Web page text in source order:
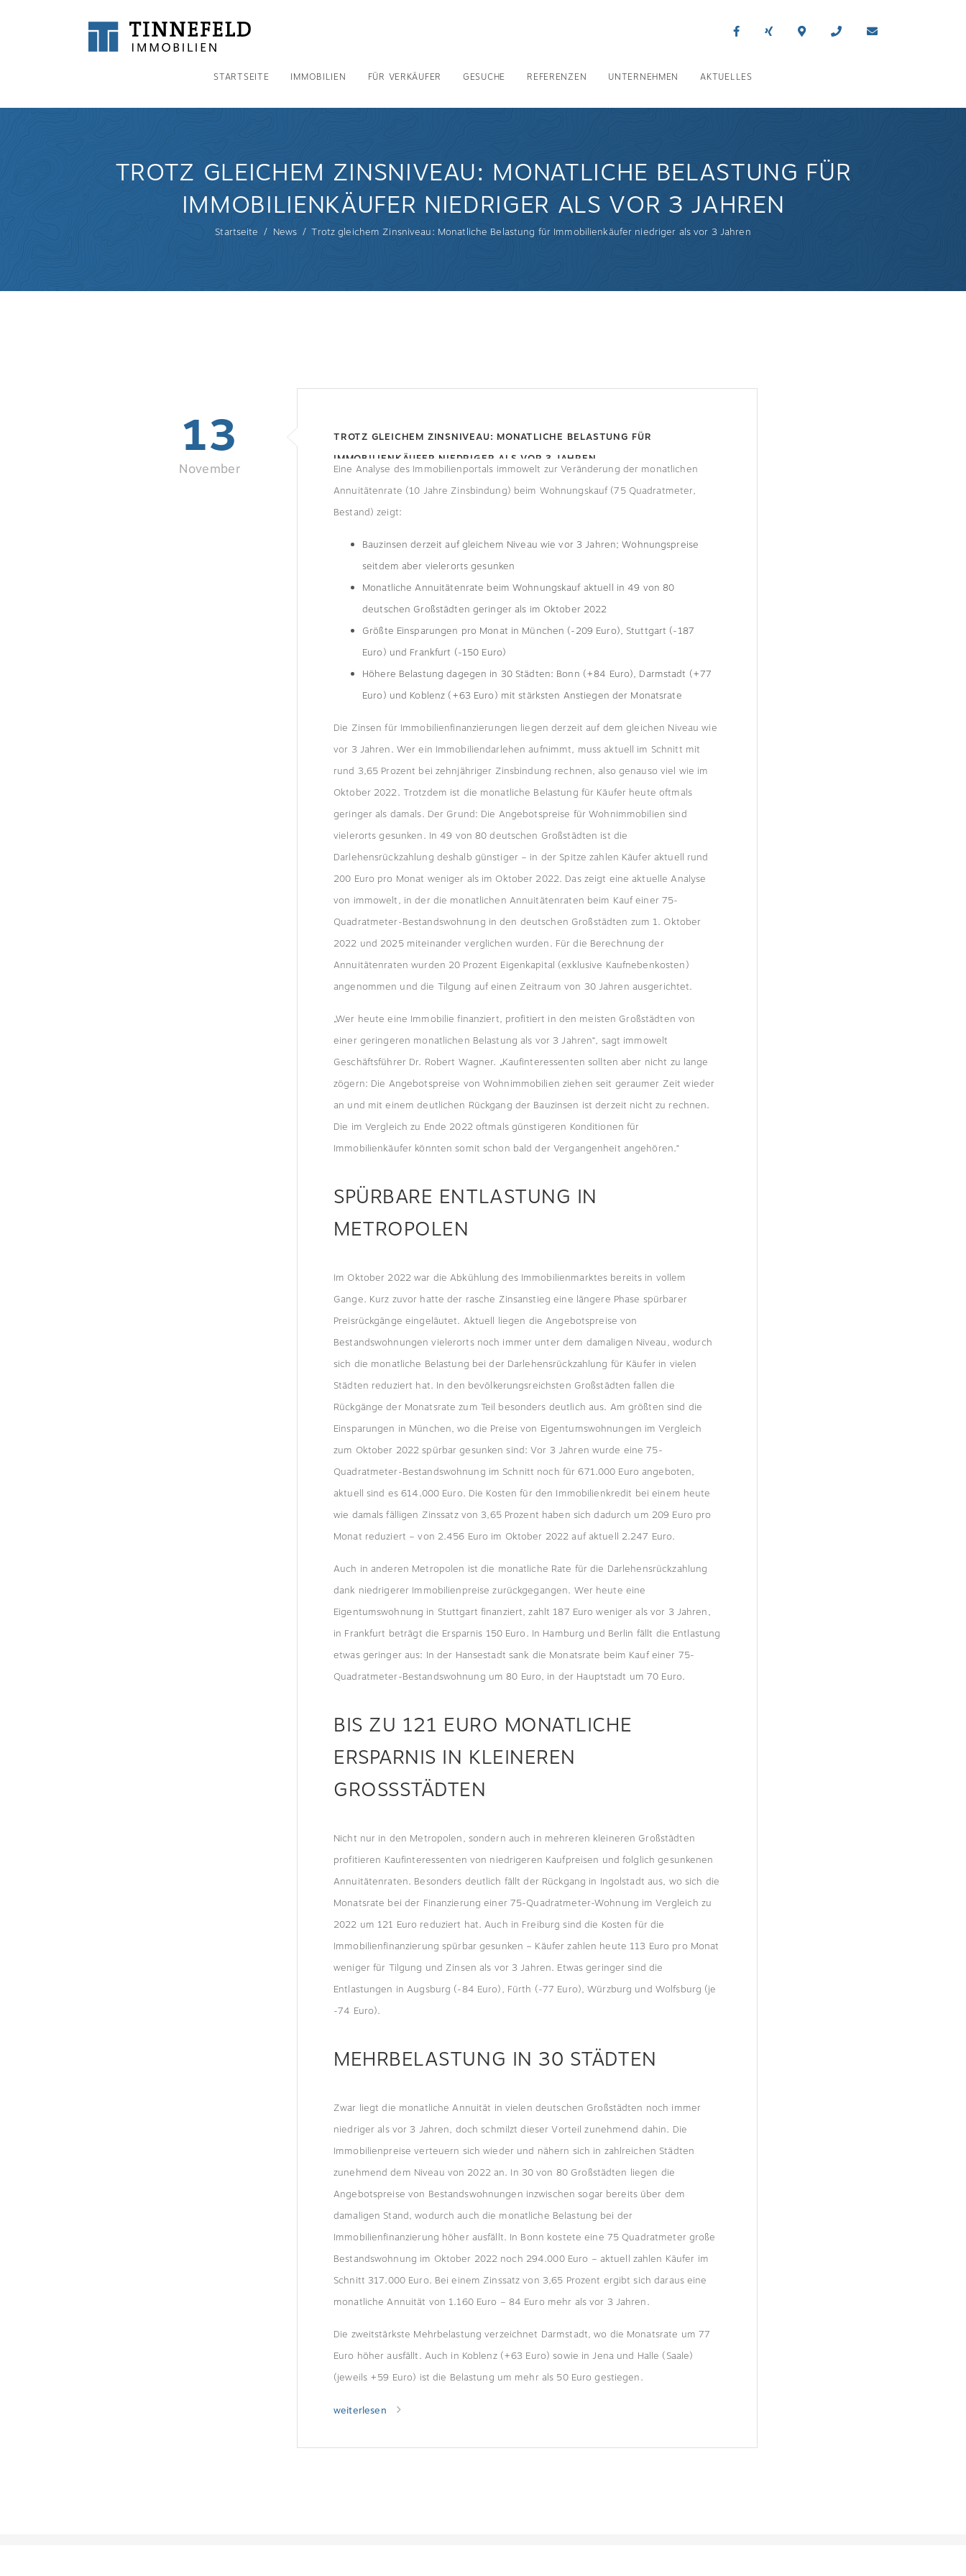
STARTSEITE IMMOBILIEN FÜR VERKÄUFER GESUCHE REFERENZEN UNTERNEHMEN AKTUELLES
TROTZ GLEICHEM ZINSNIVEAU: MONATLICHE BELASTUNG FÜR
IMMOBILIENKÄUFER NIEDRIGER ALS VOR 3 JAHREN
Startseite News Trotz gleichem Zinsniveau: Monatliche Belastung für Immobilienkäufer niedriger als vor 3 Jahren
13
November
TROTZ GLEICHEM ZINSNIVEAU: MONATLICHE BELASTUNG FÜR
IMMOBILIENKÄUFER NIEDRIGER ALS VOR 3 JAHREN
Eine Analyse des Immobilienportals immowelt zur Veränderung der monatlichen
Annuitätenrate (10 Jahre Zinsbindung) beim Wohnungskauf (75 Quadratmeter,
Bestand) zeigt:
Bauzinsen derzeit auf gleichem Niveau wie vor 3 Jahren; Wohnungspreise
seitdem aber vielerorts gesunken
Monatliche Annuitätenrate beim Wohnungskauf aktuell in 49 von 80
deutschen Großstädten geringer als im Oktober 2022
Größte Einsparungen pro Monat in München (-209 Euro), Stuttgart (-187
Euro) und Frankfurt (-150 Euro)
Höhere Belastung dagegen in 30 Städten: Bonn (+84 Euro), Darmstadt (+77
Euro) und Koblenz (+63 Euro) mit stärksten Anstiegen der Monatsrate
Die Zinsen für Immobilienfinanzierungen liegen derzeit auf dem gleichen Niveau wie
vor 3 Jahren. Wer ein Immobiliendarlehen aufnimmt, muss aktuell im Schnitt mit
rund 3,65 Prozent bei zehnjähriger Zinsbindung rechnen, also genauso viel wie im
Oktober 2022. Trotzdem ist die monatliche Belastung für Käufer heute oftmals
geringer als damals. Der Grund: Die Angebotspreise für Wohnimmobilien sind
vielerorts gesunken. In 49 von 80 deutschen Großstädten ist die
Darlehensrückzahlung deshalb günstiger – in der Spitze zahlen Käufer aktuell rund
200 Euro pro Monat weniger als im Oktober 2022. Das zeigt eine aktuelle Analyse
von immowelt, in der die monatlichen Annuitätenraten beim Kauf einer 75-
Quadratmeter-Bestandswohnung in den deutschen Großstädten zum 1. Oktober
2022 und 2025 miteinander verglichen wurden. Für die Berechnung der
Annuitätenraten wurden 20 Prozent Eigenkapital (exklusive Kaufnebenkosten)
angenommen und die Tilgung auf einen Zeitraum von 30 Jahren ausgerichtet.
„Wer heute eine Immobilie finanziert, profitiert in den meisten Großstädten von
einer geringeren monatlichen Belastung als vor 3 Jahren“, sagt immowelt
Geschäftsführer Dr. Robert Wagner. „Kaufinteressenten sollten aber nicht zu lange
zögern: Die Angebotspreise von Wohnimmobilien ziehen seit geraumer Zeit wieder
an und mit einem deutlichen Rückgang der Bauzinsen ist derzeit nicht zu rechnen.
Die im Vergleich zu Ende 2022 oftmals günstigeren Konditionen für
Immobilienkäufer könnten somit schon bald der Vergangenheit angehören.“
SPÜRBARE ENTLASTUNG IN
METROPOLEN
Im Oktober 2022 war die Abkühlung des Immobilienmarktes bereits in vollem
Gange. Kurz zuvor hatte der rasche Zinsanstieg eine längere Phase spürbarer
Preisrückgänge eingeläutet. Aktuell liegen die Angebotspreise von
Bestandswohnungen vielerorts noch immer unter dem damaligen Niveau, wodurch
sich die monatliche Belastung bei der Darlehensrückzahlung für Käufer in vielen
Städten reduziert hat. In den bevölkerungsreichsten Großstädten fallen die
Rückgänge der Monatsrate zum Teil besonders deutlich aus. Am größten sind die
Einsparungen in München, wo die Preise von Eigentumswohnungen im Vergleich
zum Oktober 2022 spürbar gesunken sind: Vor 3 Jahren wurde eine 75-
Quadratmeter-Bestandswohnung im Schnitt noch für 671.000 Euro angeboten,
aktuell sind es 614.000 Euro. Die Kosten für den Immobilienkredit bei einem heute
wie damals fälligen Zinssatz von 3,65 Prozent haben sich dadurch um 209 Euro pro
Monat reduziert – von 2.456 Euro im Oktober 2022 auf aktuell 2.247 Euro.
Auch in anderen Metropolen ist die monatliche Rate für die Darlehensrückzahlung
dank niedrigerer Immobilienpreise zurückgegangen. Wer heute eine
Eigentumswohnung in Stuttgart finanziert, zahlt 187 Euro weniger als vor 3 Jahren,
in Frankfurt beträgt die Ersparnis 150 Euro. In Hamburg und Berlin fällt die Entlastung
etwas geringer aus: In der Hansestadt sank die Monatsrate beim Kauf einer 75-
Quadratmeter-Bestandswohnung um 80 Euro, in der Hauptstadt um 70 Euro.
BIS ZU 121 EURO MONATLICHE
ERSPARNIS IN KLEINEREN
GROSSSTÄDTEN
Nicht nur in den Metropolen, sondern auch in mehreren kleineren Großstädten
profitieren Kaufinteressenten von niedrigeren Kaufpreisen und folglich gesunkenen
Annuitätenraten. Besonders deutlich fällt der Rückgang in Ingolstadt aus, wo sich die
Monatsrate bei der Finanzierung einer 75-Quadratmeter-Wohnung im Vergleich zu
2022 um 121 Euro reduziert hat. Auch in Freiburg sind die Kosten für die
Immobilienfinanzierung spürbar gesunken – Käufer zahlen heute 113 Euro pro Monat
weniger für Tilgung und Zinsen als vor 3 Jahren. Etwas geringer sind die
Entlastungen in Augsburg (-84 Euro), Fürth (-77 Euro), Würzburg und Wolfsburg (je
-74 Euro).
MEHRBELASTUNG IN 30 STÄDTEN
Zwar liegt die monatliche Annuität in vielen deutschen Großstädten noch immer
niedriger als vor 3 Jahren, doch schmilzt dieser Vorteil zunehmend dahin. Die
Immobilienpreise verteuern sich wieder und nähern sich in zahlreichen Städten
zunehmend dem Niveau von 2022 an. In 30 von 80 Großstädten liegen die
Angebotspreise von Bestandswohnungen inzwischen sogar bereits über dem
damaligen Stand, wodurch auch die monatliche Belastung bei der
Immobilienfinanzierung höher ausfällt. In Bonn kostete eine 75 Quadratmeter große
Bestandswohnung im Oktober 2022 noch 294.000 Euro – aktuell zahlen Käufer im
Schnitt 317.000 Euro. Bei einem Zinssatz von 3,65 Prozent ergibt sich daraus eine
monatliche Annuität von 1.160 Euro – 84 Euro mehr als vor 3 Jahren.
Die zweitstärkste Mehrbelastung verzeichnet Darmstadt, wo die Monatsrate um 77
Euro höher ausfällt. Auch in Koblenz (+63 Euro) sowie in Jena und Halle (Saale)
(jeweils +59 Euro) ist die Belastung um mehr als 50 Euro gestiegen.
weiterlesen